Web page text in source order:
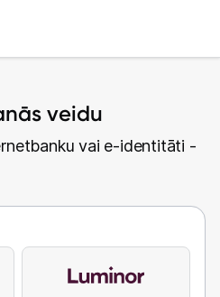
veidu
vai e-identitāti -